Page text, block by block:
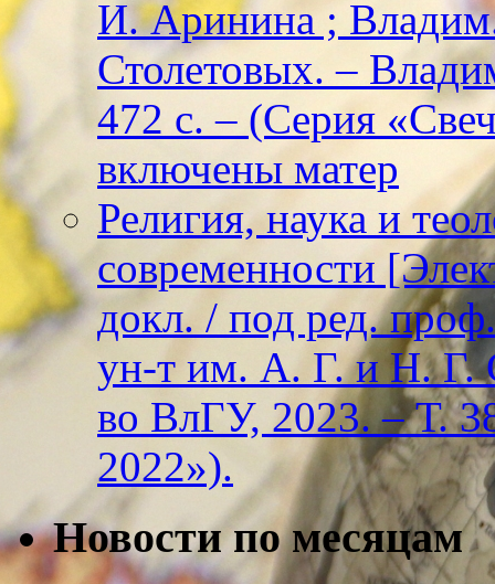
И. Аринина ;
Столетовых. –
472 с. – (Серия
включены матер
Религия, наука и
современности
докл. / под ред.
ун-т им. А. Г. и Н. Г.
во ВлГУ, 2023. – Т.
2022»).
Новости по месяцам